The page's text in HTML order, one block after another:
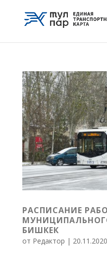
РАСПИСАНИЕ
БИШКЕК
от Редактор | 20.11.2020